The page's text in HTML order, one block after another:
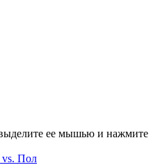
ее мышью и нажмите
Пол